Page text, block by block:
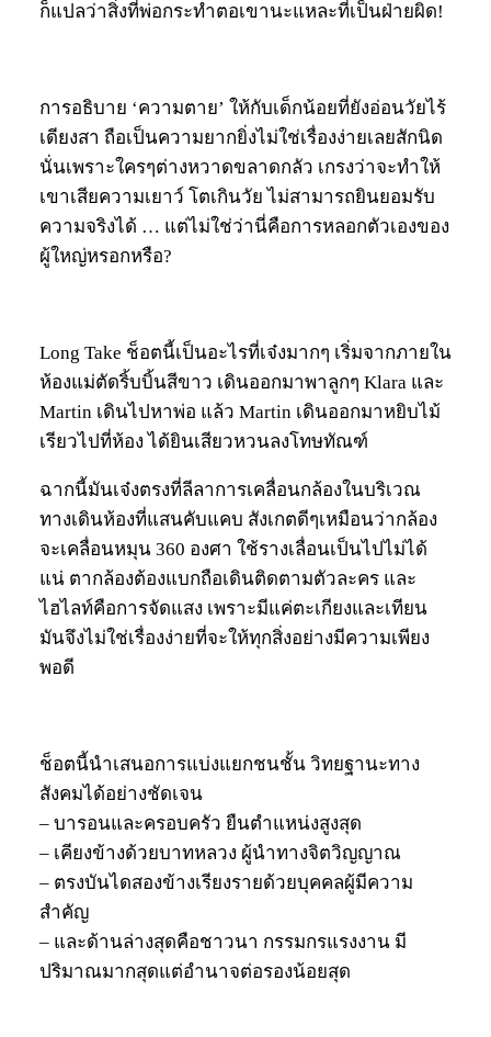
ก็แปลว่าสิ่งที่พ่อกระทำตอเขานะแหละที่เป็นฝ่ายผิด!
การอธิบาย ‘ความตาย’ ให้กับเด็กน้อยที่ยังอ่อนวัยไร้
เดียงสา ถือเป็นความยากยิ่งไม่ใช่เรื่องง่ายเลยสักนิด
นั่นเพราะใครๆต่างหวาดขลาดกลัว เกรงว่าจะทำให้
เขาเสียความเยาว์ โตเกินวัย ไม่สามารถยินยอมรับ
ความจริงได้ … แต่ไม่ใช่ว่านี่คือการหลอกตัวเองของ
ผู้ใหญ่หรอกหรือ?
Long Take ช็อตนี้เป็นอะไรที่เจ๋งมากๆ เริ่มจากภายใน
ห้องแม่ตัดริ้บบิ้นสีขาว เดินออกมาพาลูกๆ Klara และ
Martin เดินไปหาพ่อ แล้ว Martin เดินออกมาหยิบไม้
เรียวไปที่ห้อง ได้ยินเสียวหวนลงโทษทัณฑ์
ฉากนี้มันเจ๋งตรงที่ลีลาการเคลื่อนกล้องในบริเวณ
ทางเดินห้องที่แสนคับแคบ สังเกตดีๆเหมือนว่ากล้อง
จะเคลื่อนหมุน 360 องศา ใช้รางเลื่อนเป็นไปไม่ได้
แน่ ตากล้องต้องแบกถือเดินติดตามตัวละคร และ
ไฮไลท์คือการจัดแสง เพราะมีแค่ตะเกียงและเทียน
มันจึงไม่ใช่เรื่องง่ายที่จะให้ทุกสิ่งอย่างมีความเพียง
พอดี
ช็อตนี้นำเสนอการแบ่งแยกชนชั้น วิทยฐานะทาง
สังคมได้อย่างชัดเจน
– บารอนและครอบครัว ยืนตำแหน่งสูงสุด
– เคียงข้างด้วยบาทหลวง ผู้นำทางจิตวิญญาณ
– ตรงบันไดสองข้างเรียงรายด้วยบุคคลผู้มีความ
สำคัญ
– และด้านล่างสุดคือชาวนา กรรมกรแรงงาน มี
ปริมาณมากสุดแต่อำนาจต่อรองน้อยสุด